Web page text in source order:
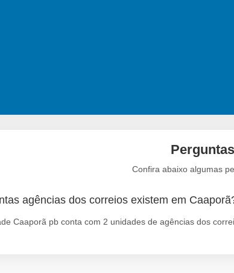
Confira abaixo algumas
agências dos correios existem em
Caaporã pb conta com 2 unidades de agências dos